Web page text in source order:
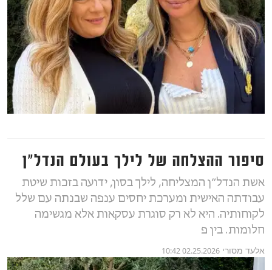
סיפור ההצלחה של לילך בעולם הנדל״ן
אשת הנדל״ן המצליחה, לילך בסון, ידועה בזכות שיטת
עבודתה האישית ומערכת יחסים ענפה שבנתה עם שלל
לקוחותיה. היא לא רק סוגרת עסקאות אלא מגשימה
חלומות. בין פ
אלעד מסורי 02.25.2026 10:42